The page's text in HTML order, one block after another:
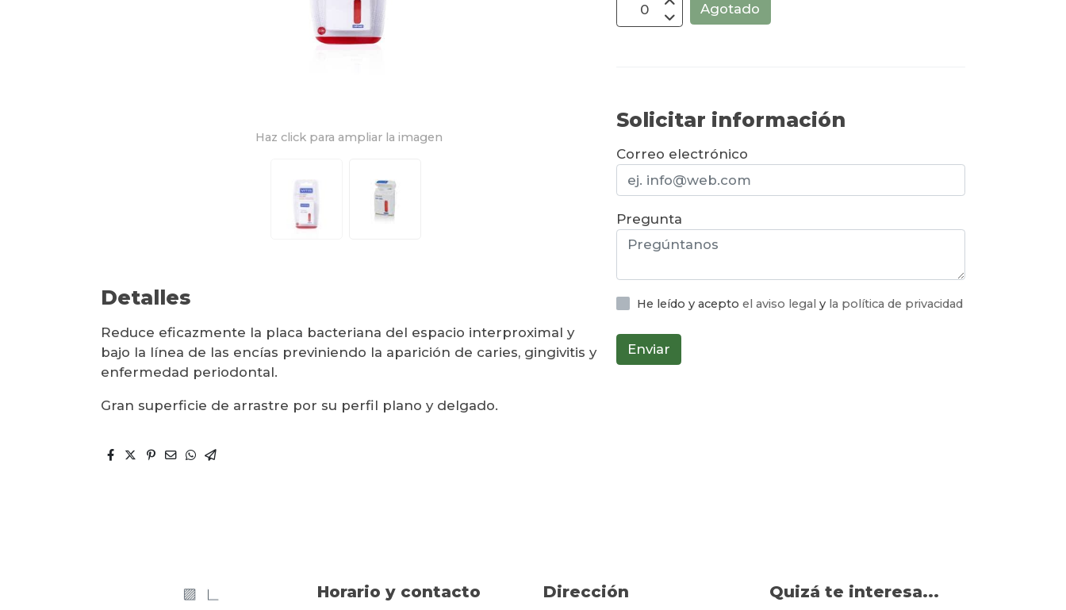
Haz click para ampliar la imagen
Detalles
Reduce eficazmente la placa bacteriana del espacio interproximal y
bajo la línea de las encías previniendo la aparición de caries, gingivitis y
enfermedad periodontal.
Gran superficie de arrastre por su perfil plano y delgado.
Agotado
Solicitar información
Correo electrónico
Pregunta
He leído y acepto el aviso legal y la política de privacidad
Enviar
Horario y contacto Dirección Quizá te interesa...